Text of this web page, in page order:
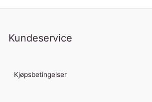
Kundeservice
Kjøpsbetingelser